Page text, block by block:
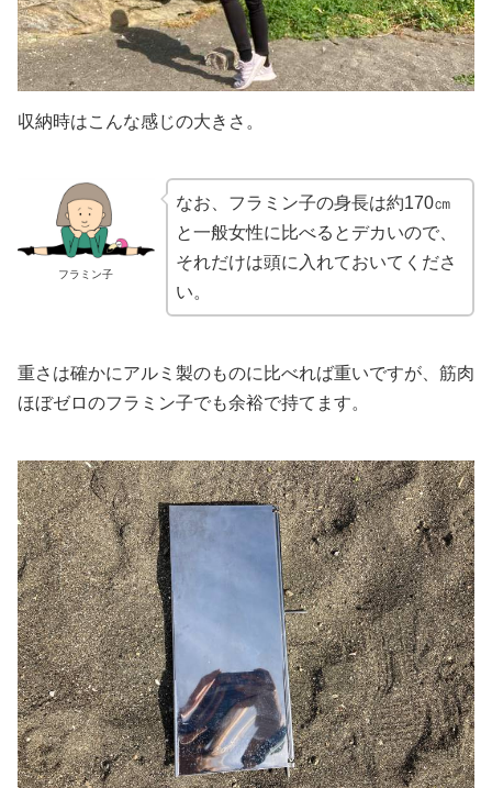
収納時はこんな感じの大きさ。
フラミン子
なお、フラミン子の身長は約170㎝
と一般女性に比べるとデカいので、
それだけは頭に入れておいてくださ
い。
重さは確かにアルミ製のものに比べれば重いですが、筋肉
ほぼゼロのフラミン子でも余裕で持てます。